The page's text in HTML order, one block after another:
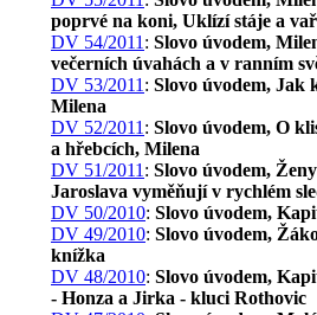
poprvé na koni, Uklízí stáje a
DV 54/2011 : Slovo úvodem,
večerních úvahách a v ranním
DV 53/2011 : Slovo úvodem, Jak
Milena
DV 52/2011 : Slovo úvodem, O
a hřebcích, Milena
DV 51/2011 : Slovo úvodem,
Jaroslava vyměňují v rychlém
DV 50/2010: Slovo úvodem,
DV 49/2010: Slovo úvodem,
knížka
DV 48/2010: Slovo úvodem,
- Honza a Jirka - kluci Rothovic